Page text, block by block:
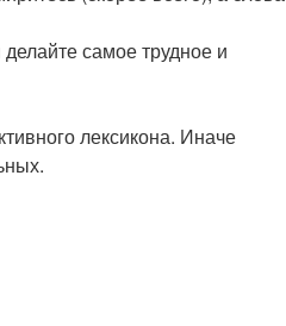
самое трудное и
лексикона. Иначе